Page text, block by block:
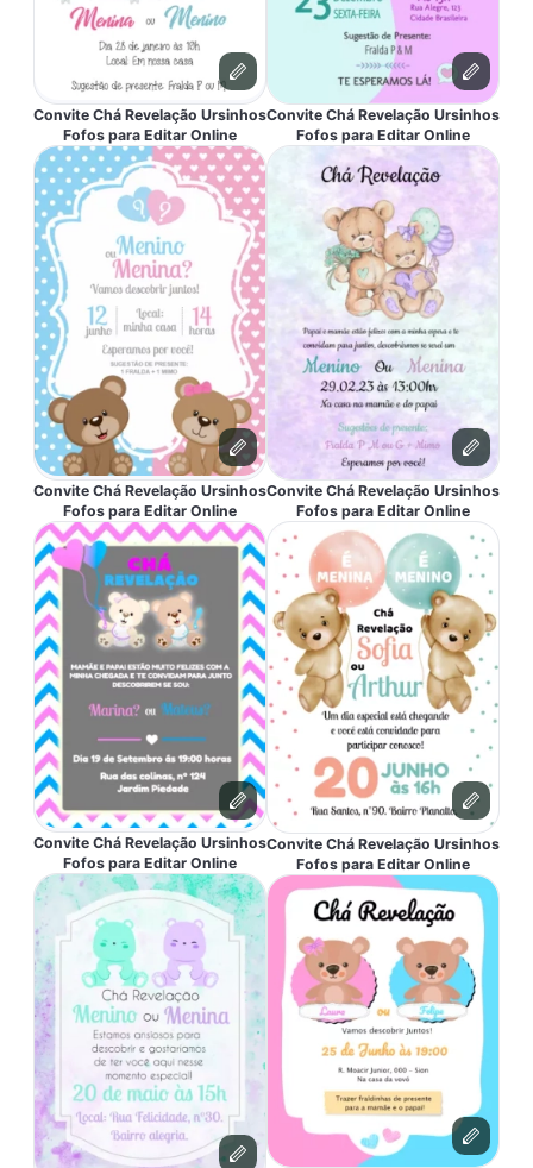
Convite Chá Revelação Ursinhos
Fofos para Editar Online
Convite Chá Revelação Ursinhos
Fofos para Editar Online
Convite Chá Revelação Ursinhos
Fofos para Editar Online
Convite Chá Revelação Ursinhos
Fofos para Editar Online
Convite Chá Revelação Ursinhos
Fofos para Editar Online
Convite Chá Revelação Ursinhos
Fofos para Editar Online